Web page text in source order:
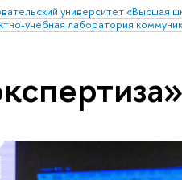
университет «Высшая
учебная лаборатория